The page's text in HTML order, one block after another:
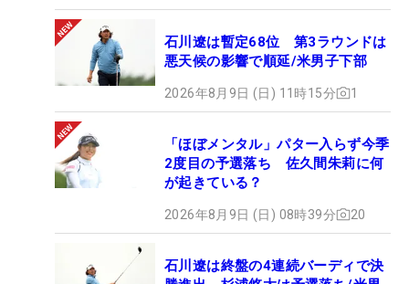
石川遼は暫定68位 第3ラウンドは
悪天候の影響で順延/米男子下部
2026年8月9日 (日) 11時15分 1
「ほぼメンタル」パター入らず今季
2度目の予選落ち 佐久間朱莉に何
が起きている？
2026年8月9日 (日) 08時39分 20
石川遼は終盤の4連続バーディで決